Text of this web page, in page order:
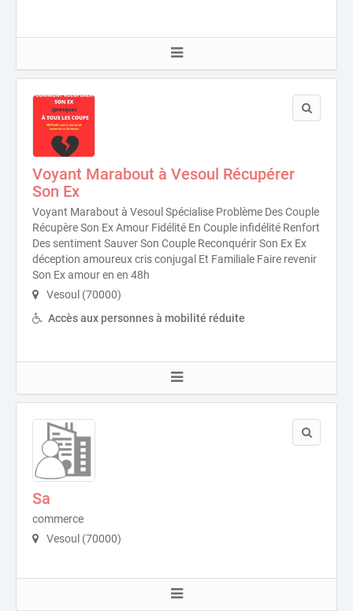
Voyant Marabout à Vesoul Récupérer
Son Ex
Voyant Marabout à Vesoul Spécialise Problème Des Couple
Récupère Son Ex Amour Fidélité En Couple infidélité Renfort
Des sentiment Sauver Son Couple Reconquérir Son Ex Ex
déception amoureux cris conjugal Et Familiale Faire revenir
Son Ex amour en en 48h
Vesoul (70000)
Accès aux personnes à mobilité réduite
Sa
commerce
Vesoul (70000)